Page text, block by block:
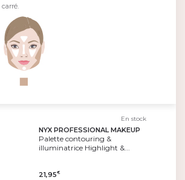
En stock
NYX PROFESSIONAL MAKEUP
Palette contouring &
illuminatrice Highlight &...
21,95€